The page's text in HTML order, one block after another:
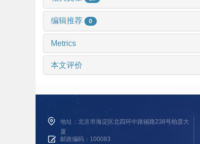
编辑推荐 0
Metrics
本文评价
地址：北京市海淀区北四环中路辅路238号柏彦大
厦
邮政编码：100083